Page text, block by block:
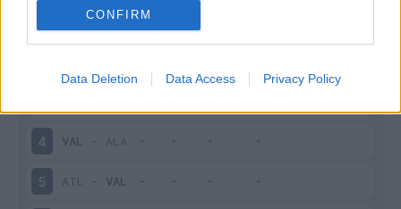
CONFIRM
Data Deletion Data Access Privacy Policy
-VAL
4 VAL - ALA
5 ATL - VAL